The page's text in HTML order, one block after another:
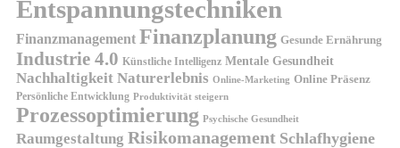
Entspannungstechniken
Finanzmanagement Finanzplanung Gesunde Ernährung
Industrie 4.0 Künstliche Intelligenz Mentale Gesundheit
Nachhaltigkeit Naturerlebnis Online-Marketing Online Präsenz
Persönliche Entwicklung Produktivität steigern
Prozessoptimierung Psychische Gesundheit
Raumgestaltung Risikomanagement Schlafhygiene